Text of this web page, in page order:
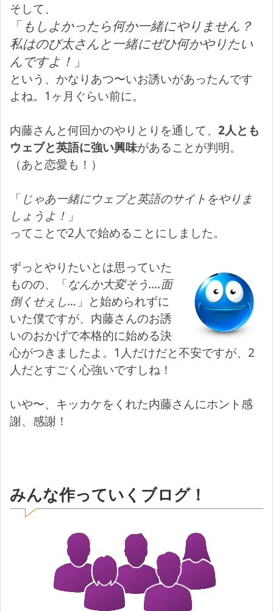
そして、
「 もしよかったら何か一緒にやりません？
私はのび太さんと一緒にぜひ何かやりたい
んですよ！ 」
という、かなりあつ〜いお誘いがあったんです
よね。1ヶ月ぐらい前に。
内藤さんと何回かのやりとりを通して、 2人とも
ウェブと英語に強い興味があることが判明。
（あと恋愛も！）
「 じゃあ一緒にウェブと英語のサイトをやりま
しょうよ！ 」
ってことで2人で始めることにしました。
ずっとやりたいとは思っていた
ものの、「なんか大変そう….面
倒くせぇし… 」と始められずに
いた僕ですが、内藤さんのお誘
いのおかげで本格的に始める決
心がつきましたよ。1人だけだと不安ですが、2
人だとすごく心強いですしね！
いや〜、キッカケをくれた内藤さんにホント感
謝、感謝！
みんな作っていくブログ！